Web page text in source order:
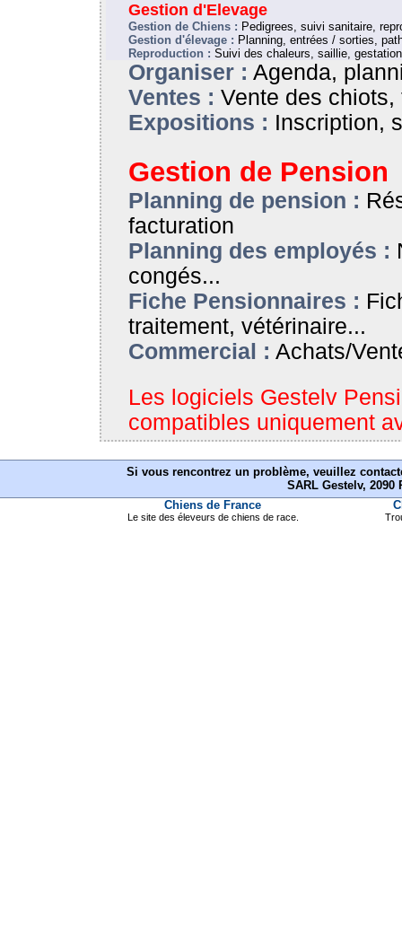
Gestion d'Elevage
Gestion de Chiens : Pedigrees, suivi sanitaire,
Gestion d'élevage : Planning, entrées / sorties,
Reproduction : Suivi des chaleurs, saillie,
Organiser : Agenda,
Ventes : Vente des
Expositions : Inscription,
Gestion de Pension
Planning de pension :
facturation
Planning des employés :
congés...
Fiche Pensionnaires :
traitement, vétérinaire...
Commercial : Achats/
Les logiciels Gestelv
compatibles uniquement
Si vous rencontrez un problème, veuillez
SARL Gestelv, 2090
Chiens de France
Le site des éleveurs de chiens de race.